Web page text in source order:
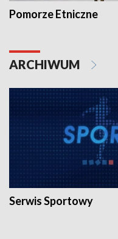
Pomorze Etniczne
ARCHIWUM
Serwis Sportowy